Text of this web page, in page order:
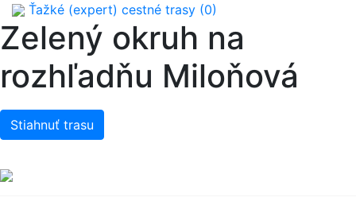
Ťažké (expert) cestné trasy (0)
Zelený okruh na
rozhľadňu Miloňová
Stiahnuť trasu